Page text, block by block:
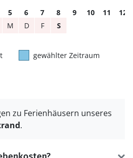
5 6 7 8 9 10 11
12
M D F S
gewählter Zeitraum
zu Ferienhäusern unseres
.